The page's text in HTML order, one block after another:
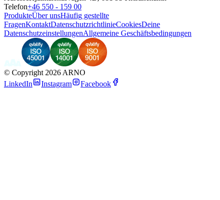
Telefon+46 550 - 159 00
ProdukteÜber unsHäufig gestellte
FragenKontaktDatenschutzrichtlinieCookiesDeine
DatenschutzeinstellungenAllgemeine Geschäftsbedingungen
© Copyright 2026 ARNO
LinkedIn
Instagram Facebook